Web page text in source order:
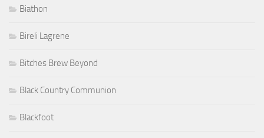
Biathon
Bireli Lagrene
Bitches Brew Beyond
Black Country Communion
Blackfoot